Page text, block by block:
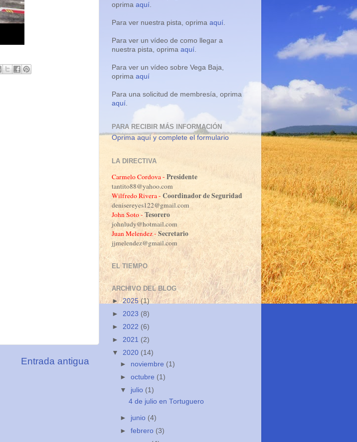
Entrada antigua
oprima aquí
Para ver nuestra pista, oprima aquí
Para ver un vídeo de como llegar a
nuestra pista, oprima aquí
Para ver un vídeo sobre Vega Baja,
oprima aquí
Para una solicitud de membresía, oprima
aquí
PARA RECIBIR MÁS INFORMACIÓN
Oprima aquí y complete el formulario
LA DIRECTIVA
Carmelo Cordova - Presidente
tantito88@yahoo.com
Wilfredo Rivera - Coordinador de Seguridad
denisereyes122@gmail.com
John Soto -Tesorero
johnludy@hotmail.com
Juan Melendez -Secretario
jjmelendez@gmail.com
EL TIEMPO
ARCHIVO DEL BLOG
►2025(1)
► 2023 (8)
► 2022 (6)
► 2021 (2)
▼ 2020 (14)
► noviembre (1)
►octubre (1)
▼ julio (1)
4 de julio en Tortuguero
► junio (4)
►febrero (3)